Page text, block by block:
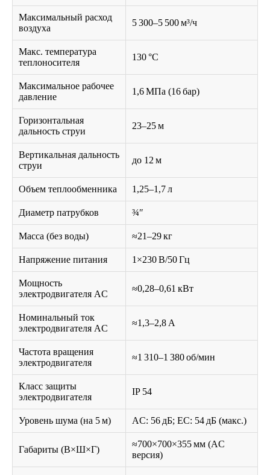
Максимальный расход
воздуха
5 300–5 500 м³/ч
Макс. температура
теплоносителя
130 °C
Максимальное рабочее
давление
1,6 МПа (16 бар)
Горизонтальная
дальность струи
23–25 м
Вертикальная дальность
струи
до 12 м
Объем теплообменника 1,25–1,7 л
Диаметр патрубков ¾″
Масса (без воды) ≈21–29 кг
Напряжение питания 1×230 В/50 Гц
Мощность
электродвигателя AC
≈0,28–0,61 кВт
Номинальный ток
электродвигателя AC
≈1,3–2,8 А
Частота вращения
электродвигателя
≈1 310–1 380 об/мин
Класс защиты
электродвигателя
IP 54
Уровень шума (на 5 м) AC: 56 дБ; EC: 54 дБ (макс.)
Габариты (В×Ш×Г)
≈700×700×355 мм (AC
версия)